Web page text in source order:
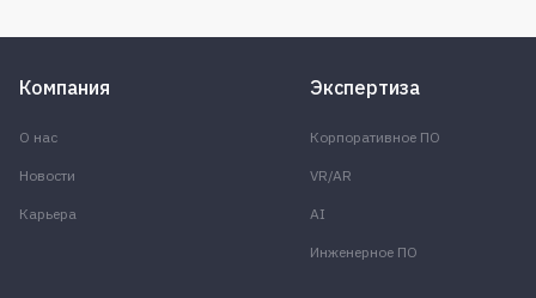
Компания
О нас
Новости
Карьера
Экспертиза
Корпоративное ПО
VR/AR
AI
Инженерное ПО